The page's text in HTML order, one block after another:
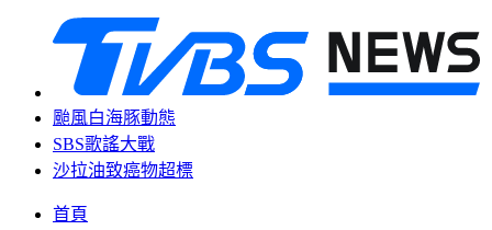
颱風白海豚動態
SBS歌謠大戰
沙拉油致癌物超標
首頁